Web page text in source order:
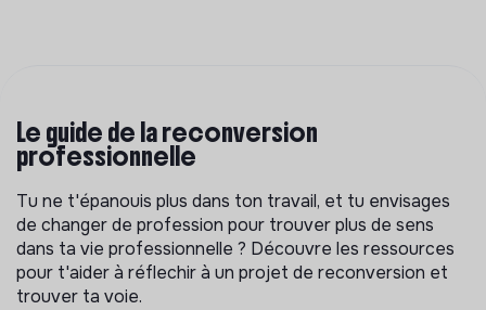
Le guide de la reconversion
professionnelle
Tu ne t'épanouis plus dans ton travail, et tu envisages
de changer de profession pour trouver plus de sens
dans ta vie professionnelle ? Découvre les ressources
pour t'aider à réflechir à un projet de reconversion et
trouver ta voie.